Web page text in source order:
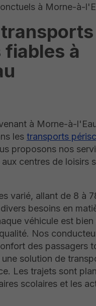
à Morne-à-
à
à Morne-à-
les transports
proposons nos
centres de loisirs
varié, allant de 8 à
besoins en
véhicule est bien
Nos
des passagers
solution de
Les trajets sont
scolaires et les